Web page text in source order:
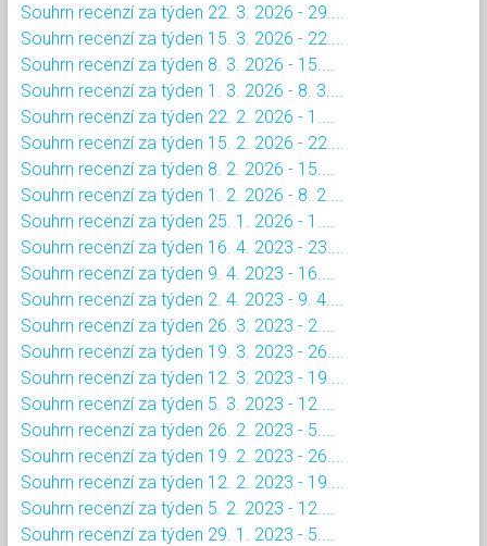
Souhrn recenzí za týden 22. 3. 2026 - 29....
Souhrn recenzí za týden 15. 3. 2026 - 22....
Souhrn recenzí za týden 8. 3. 2026 - 15....
Souhrn recenzí za týden 1. 3. 2026 - 8. 3....
Souhrn recenzí za týden 22. 2. 2026 - 1....
Souhrn recenzí za týden 15. 2. 2026 - 22....
Souhrn recenzí za týden 8. 2. 2026 - 15....
Souhrn recenzí za týden 1. 2. 2026 - 8. 2....
Souhrn recenzí za týden 25. 1. 2026 - 1....
Souhrn recenzí za týden 16. 4. 2023 - 23....
Souhrn recenzí za týden 9. 4. 2023 - 16....
Souhrn recenzí za týden 2. 4. 2023 - 9. 4....
Souhrn recenzí za týden 26. 3. 2023 - 2....
Souhrn recenzí za týden 19. 3. 2023 - 26....
Souhrn recenzí za týden 12. 3. 2023 - 19....
Souhrn recenzí za týden 5. 3. 2023 - 12....
Souhrn recenzí za týden 26. 2. 2023 - 5....
Souhrn recenzí za týden 19. 2. 2023 - 26....
Souhrn recenzí za týden 12. 2. 2023 - 19....
Souhrn recenzí za týden 5. 2. 2023 - 12....
Souhrn recenzí za týden 29. 1. 2023 - 5....